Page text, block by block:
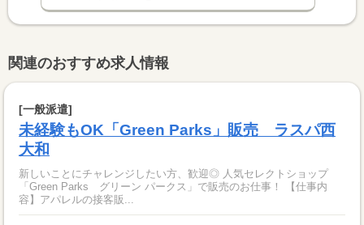
関連のおすすめ求人情報
[一般派遣]
未経験もOK「Green Parks」販売 ラスパ西
大和
新しいことにチャレンジしたい方、歓迎◎ 人気セレクトショップ
「Green Parks グリーン パークス」で販売のお仕事！ 【仕事内
容】アパレルの接客販...